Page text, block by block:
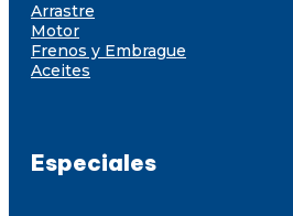
Arrastre
Motor
Frenos y Embrague
Aceites
Especiales